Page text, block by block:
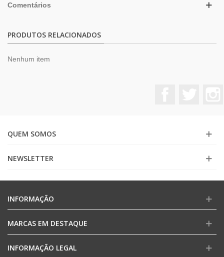
Comentários
PRODUTOS RELACIONADOS
Nenhum item
QUEM SOMOS
NEWSLETTER
INFORMAÇÃO
MARCAS EM DESTAQUE
INFORMAÇÃO LEGAL